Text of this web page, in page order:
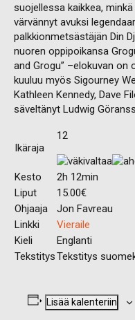
suojellessa kaikkea,
värvännyt avuksi
palkkionmetsästäjän Din
nuoren oppipoikansa
and Grogu” –elokuvan on
kuuluu myös Sigourney
Kathleen Kennedy, Dave
säveltänyt Ludwig
Ikäraja
12
Kesto
2h 12min
Liput
15.00€
Ohjaaja
Jon Favreau
Linkki
Vieraile
Kieli
Englanti
TekstitysTekstitys
Lisää kalenteriin